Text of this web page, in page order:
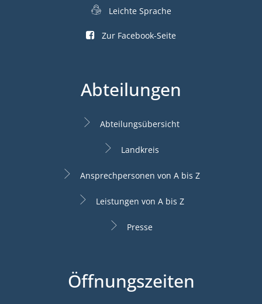
Leichte Sprache
Zur Facebook-Seite
Abteilungen
Abteilungsübersicht
Landkreis
Ansprechpersonen von A bis Z
Leistungen von A bis Z
Presse
Öffnungszeiten